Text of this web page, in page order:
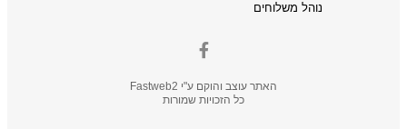
נוהל משלוחים
האתר עוצב והוקם ע"י Fastweb2
כל הזכויות שמורות